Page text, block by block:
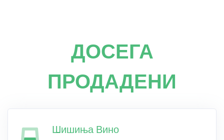
ДОСЕГА
ПРОДАДЕНИ
Шишиња Вино